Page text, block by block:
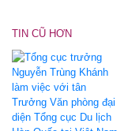
TIN CŨ HƠN